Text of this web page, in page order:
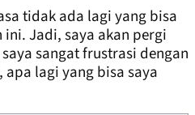
tidak ada lagi yang bisa
Jadi, saya akan pergi
sangat frustrasi dengan
lagi yang bisa saya